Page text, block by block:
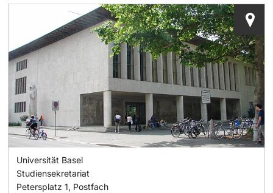
Universität Basel
Studiensekretariat
Petersplatz 1, Postfach